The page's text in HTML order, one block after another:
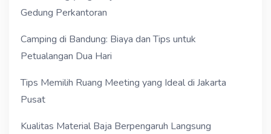
Gedung Perkantoran
Camping di Bandung: Biaya dan Tips untuk
Petualangan Dua Hari
Tips Memilih Ruang Meeting yang Ideal di Jakarta
Pusat
Kualitas Material Baja Berpengaruh Langsung